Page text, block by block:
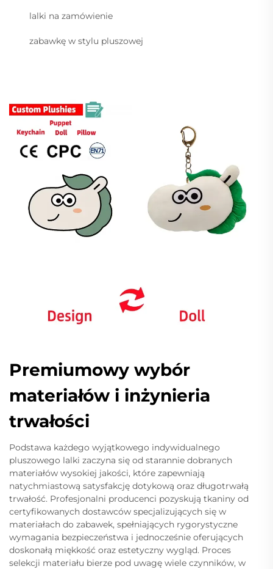
lalki na zamówienie
zabawkę w stylu pluszowej
Premiumowy wybór
materiałów i inżynieria
trwałości
Podstawa każdego wyjątkowego indywidualnego
pluszowego lalki zaczyna się od starannie dobranych
materiałów wysokiej jakości, które zapewniają
natychmiastową satysfakcję dotykową oraz długotrwałą
trwałość. Profesjonalni producenci pozyskują tkaniny od
certyfikowanych dostawców specjalizujących się w
materiałach do zabawek, spełniających rygorystyczne
wymagania bezpieczeństwa i jednocześnie oferujących
doskonałą miękkość oraz estetyczny wygląd. Proces
selekcji materiału bierze pod uwagę wiele czynników, w